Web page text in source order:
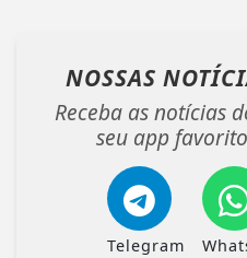
NOSSAS
Receba as notícias
seu app
Telegram